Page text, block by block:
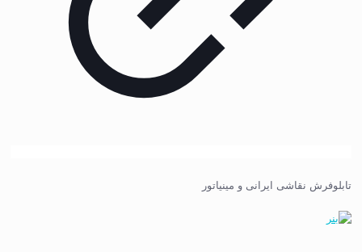
تابلوفرش نقاشی ایرانی و مینیاتور